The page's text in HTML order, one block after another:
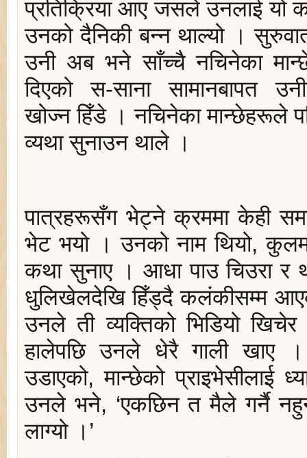
प्रतिक्रिया आए जसले उनलाई यो
उनको दैनिकी बन्‍न थाल्यो ।
उनी अब भने साँच्चै नचिनेका
दिएको स-साना सामानबापत
खोज्‍न हिँडे । नचिनेका मान्छेहरूले
व्यथा सुनाउन थाले ।
पात्रहरूसँग भेट्ने क्रममा केही
भेट भयो । उनको नाम थियो,
कथा सुनाए । आधा पाउ चिउरा र
धुलिखेलदेखि हिँड्दै कलंकीसम्म
उनले ती व्यक्तिको भिडियो
हालेपछि उनले धेरै गाली खाए ।
उडाएको, मान्छेको प्राइभेसीलाई
उनले भने, ‘एकछिन त मैले गर्नै
लाग्यो ।’